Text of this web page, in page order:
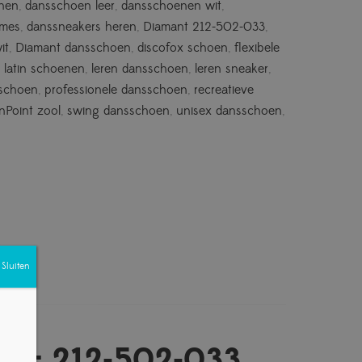
, dansschoen leer, dansschoenen wit,
, danssneakers heren, Diamant 212-502-033,
, Diamant dansschoen, discofox schoen, flexibele
latin schoenen, leren dansschoen, leren sneaker,
, professionele dansschoen, recreatieve
zool, swing dansschoen, unisex dansschoen,
Sluiten